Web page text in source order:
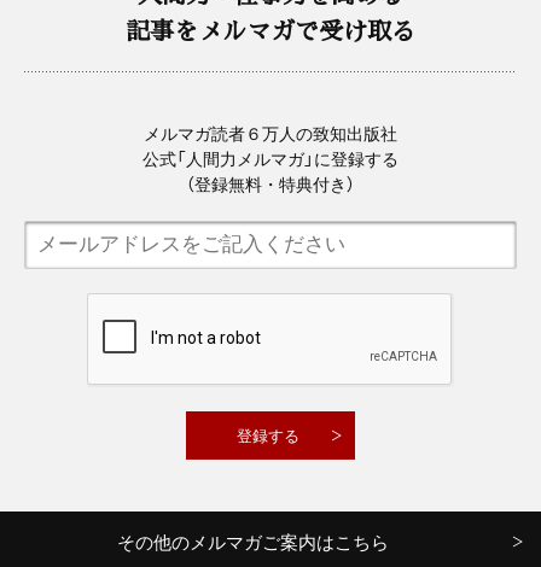
記事をメルマガで受け取る
メルマガ読者６万人の致知出版社
公式「人間力メルマガ」に登録する
（登録無料・特典付き）
その他のメルマガご案内はこちら